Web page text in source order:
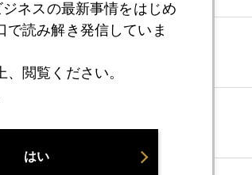
ネスの最新事情をはじめ
で読み解き発信していま
閲覧ください。
はい